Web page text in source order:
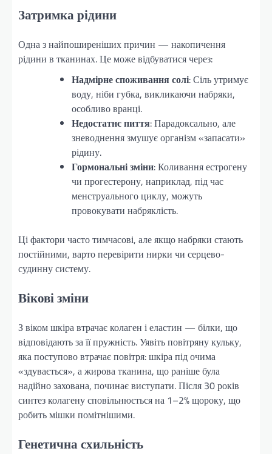
Затримка рідини
Одна з найпоширеніших причин — накопичення
рідини в тканинах. Це може відбуватися через:
Надмірне споживання солі: Сіль утримує
воду, ніби губка, викликаючи набряки,
особливо вранці.
Недостатнє пиття: Парадоксально, але
зневоднення змушує організм «запасати»
рідину.
Гормональні зміни: Коливання естрогену
чи прогестерону, наприклад, під час
менструального циклу, можуть
провокувати набряклість.
Ці фактори часто тимчасові, але якщо набряки стають
постійними, варто перевірити нирки чи серцево-
судинну систему.
Вікові зміни
З віком шкіра втрачає колаген і еластин — білки, що
відповідають за її пружність. Уявіть повітряну кульку,
яка поступово втрачає повітря: шкіра під очима
«здувається», а жирова тканина, що раніше була
надійно захована, починає виступати. Після 30 років
синтез колагену сповільнюється на 1–2% щороку, що
робить мішки помітнішими.
Генетична схильність